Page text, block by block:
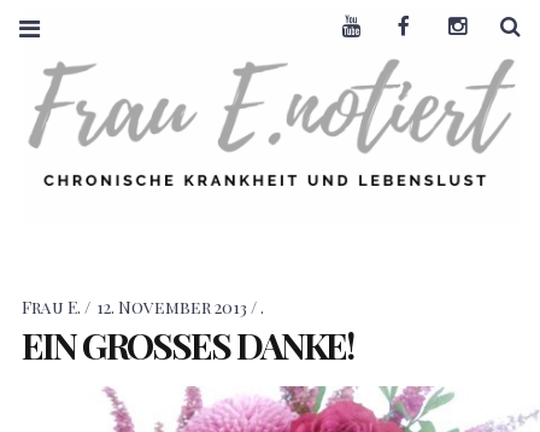
Frau E. 12. November 2013 .
EINGROSSESDANKE!
Youtube Facebook